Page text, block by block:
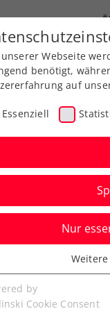
Ausbildung
Webseite
benötigt,
auf
Essenziell
Nur
Cookies
benötigt.
by
Cookie Consent